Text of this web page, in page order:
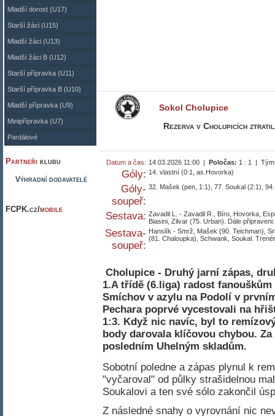
Mladší dorost (U17)
Starší žáci (U15)
Mladší žáci (U13)
Mladší žáci B (U12)
Starší přípravka (U11)
Starší přípravka B (U10)
Mladší přípravka (U9)
Minipřípravka (U7)
Pardálové
Partneři klubu
Výhradní dodavatelé
FCPK.cz/mobile
Sokol Cholupice
Rezerva v Cholupicích
Datum a čas: 14.03.2026 11:00 | Poločas: 1 : 1 |
Góly: 14. vlastní (0:1, as.Hovorka)
Góly-
soupeř:
32. Mašek (pen, 1:1), 77. Soukal (2:1),
Sestava: Zavadil L. - Zavadil R., Bíro, Hovorka,
Biasini, Zilvar (75. Urban). Dále
Sestava-
soupeř:
Hanslík - Smrž, Mašek (90. Teichman),
(81. Chaloupka), Schwank, Soukal.
Cholupice - Druhý jarní zápas,
1.A třídě (6.liga) radost
Smíchov v azylu na Podolí v
Pechara poprvé vycestovali na
1:3. Když nic navíc, byl to
body darovala klíčovou chybou.
posledním Uhelným skladům.
Sobotní poledne a zápas plynul k
"vyčaroval" od půlky strašidelnou
Soukalovi a ten své sólo zakončil
Z následné snahy o vyrovnání nic